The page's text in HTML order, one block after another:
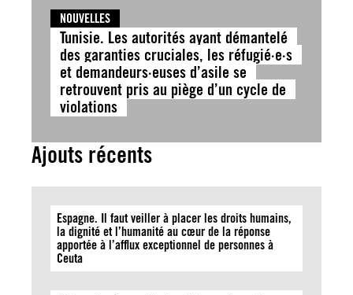
NOUVELLES
Tunisie. Les autorités ayant démantelé
des garanties cruciales, les réfugié·e·s
et demandeurs·euses d’asile se
retrouvent pris au piège d’un cycle de
violations
Ajouts récents
Espagne. Il faut veiller à placer les droits humains,
la dignité et l’humanité au cœur de la réponse
apportée à l’afflux exceptionnel de personnes à
Ceuta